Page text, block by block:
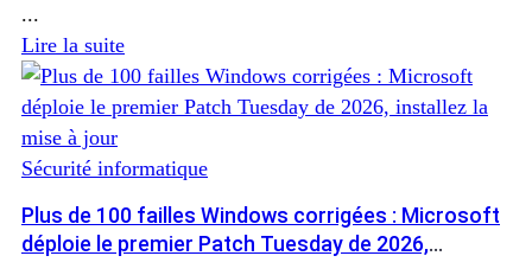
...
Lire la suite
Sécurité informatique
Plus de 100 failles Windows corrigées : Microsoft
déploie le premier Patch Tuesday de 2026,